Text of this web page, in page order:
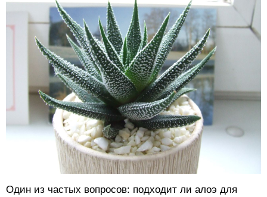
Один из частых вопросов: подходит ли алоэ для